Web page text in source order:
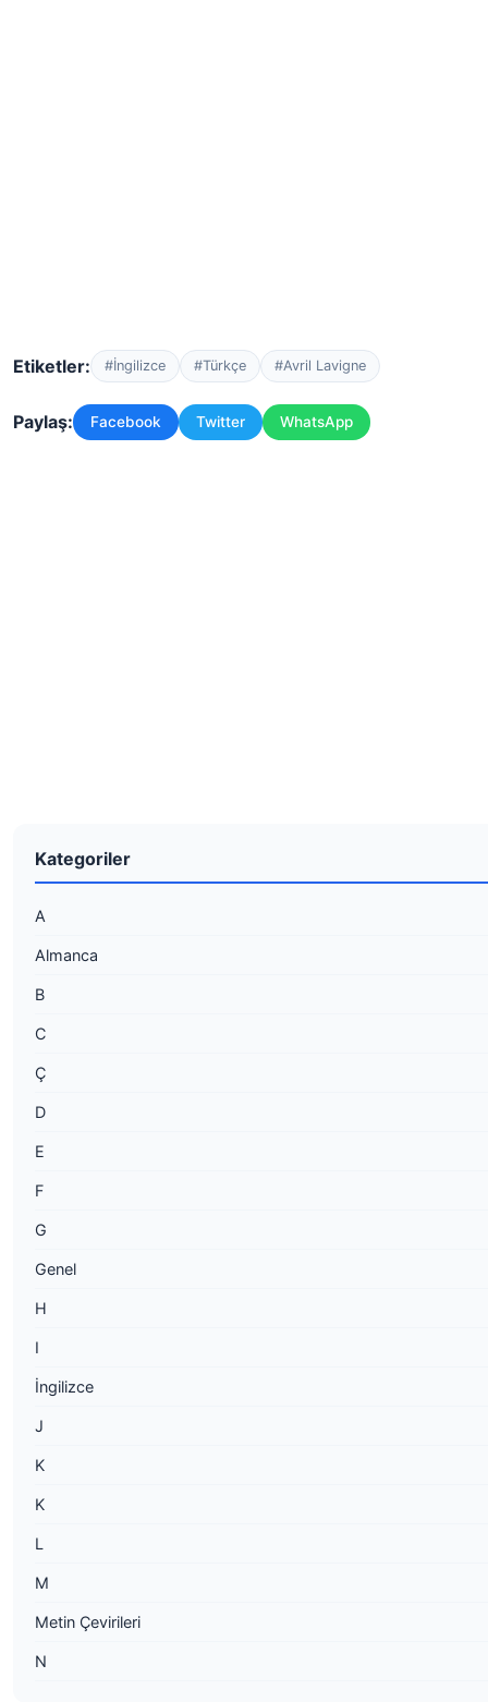
Etiketler: #İngilizce #Türkçe #Avril Lavigne
Paylaş: Facebook Twitter WhatsApp
Kategoriler
A
Almanca
B
C
Ç
D
E
F
G
Genel
H
I
İngilizce
J
K
K
L
M
Metin Çevirileri
N